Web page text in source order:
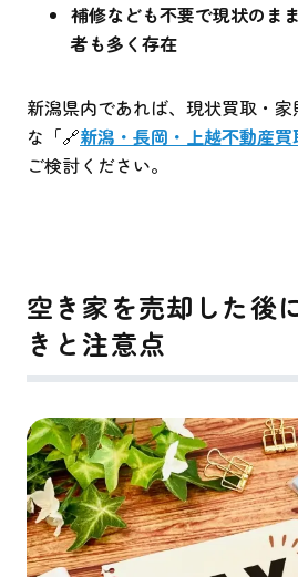
補修なども不要で現状のま
者も多く存在
新潟県内であれば、現状買取・
な「🔗新潟・長岡・上越不動産
ご検討ください。
空き家を売却した後
きと注意点